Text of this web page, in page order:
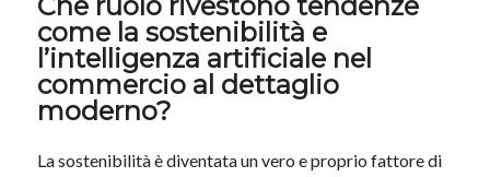
come la sostenibilità e
l’intelligenza artificiale nel
commercio al dettaglio
moderno?
La sostenibilità è diventata un vero e proprio fattore di